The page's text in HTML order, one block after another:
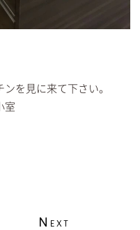
を見に来て下さい。
室
N EXT